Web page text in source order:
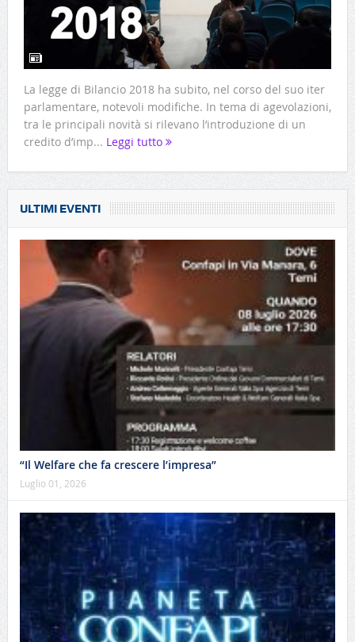
La legge di Bilancio 2018 ha subito, nel corso del suo iter
parlamentare, notevoli modifiche. In tema di agevolazioni,
tra le principali novità si rilevano l’introduzione di un
credito d’imp... Leggi tutto
ULTIMI EVENTI
“Il Welfare che fa crescere l’impresa”
Luglio 01, 2026